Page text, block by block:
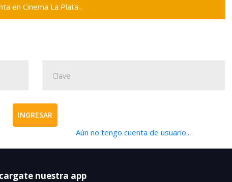
en Cinema La Plata .
INGRESAR
Aún no tengo cuenta de usuario...
nuestra app